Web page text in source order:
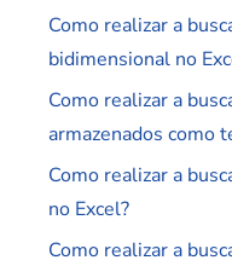
Como realizar a
bidimensional no
Como realizar a
armazenados como
Como realizar a
no Excel?
Como realizar a